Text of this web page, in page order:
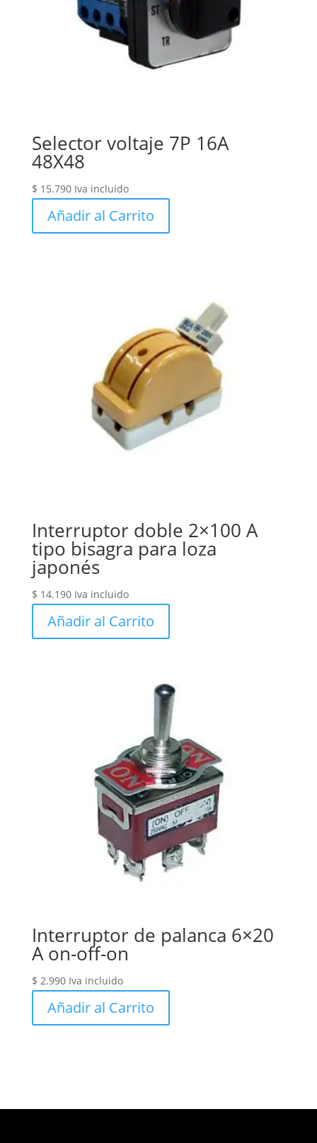
Selector voltaje 7P 16A
48X48
$ 15.790 Iva incluido
Añadir al Carrito
Interruptor doble 2×100 A
tipo bisagra para loza
japonés
$ 14.190 Iva incluido
Añadir al Carrito
Interruptor de palanca 6×20
A on-off-on
$ 2.990 Iva incluido
Añadir al Carrito